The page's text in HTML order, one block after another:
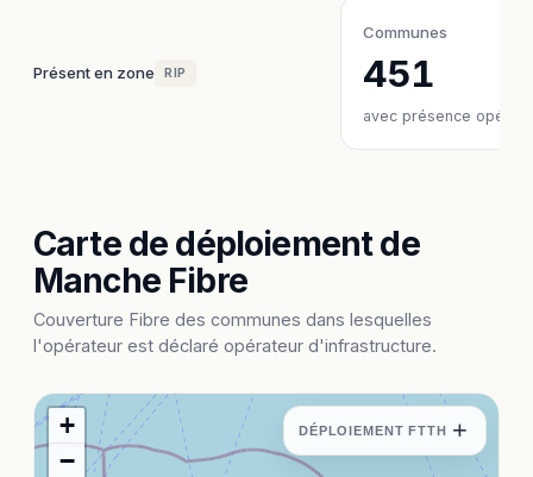
Présent en zone RIP
Communes
451
avec présence
Carte de déploiement de
Manche Fibre
Couverture Fibre des communes dans lesquelles
l'opérateur est déclaré opérateur d'infrastructure.
+
−
DÉPLOIEMENT FTTH +